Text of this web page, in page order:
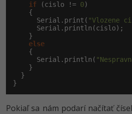
if (cislo != 0)
    {
      Serial.print(
"Vlozene
      Serial.println(cislo);
    }
else
    {
      Serial.println(
    }
  }
}
Pokiaľ sa nám podarí načítať